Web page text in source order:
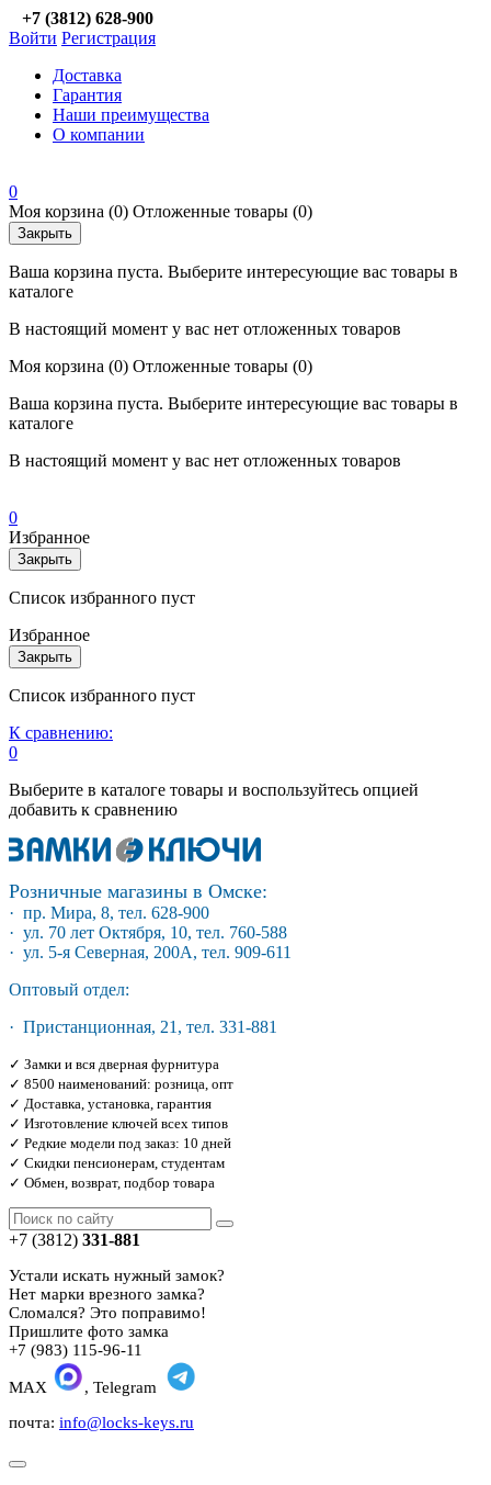
+7 (3812) 628-900
Войти Регистрация
Доставка
Гарантия
Наши преимущества
О компании
0
Моя корзина (0) Отложенные товары (0)
Закрыть
Ваша корзина пуста. Выберите интересующие вас товары в
каталоге
В настоящий момент у вас нет отложенных товаров
Моя корзина (0) Отложенные товары (0)
Ваша корзина пуста. Выберите интересующие вас товары в
каталоге
В настоящий момент у вас нет отложенных товаров
0
Избранное
Закрыть
Список избранного пуст
Избранное
Закрыть
Список избранного пуст
К сравнению:
0
Выберите в каталоге товары и воспользуйтесь опцией
добавить к сравнению
Розничные магазины в Омске:
· пр. Мира, 8, тел. 628-900
· ул. 70 лет Октября, 10, тел. 760-588
· ул. 5-я Северная, 200А, тел. 909-611
Оптовый отдел:
· Пристанционная, 21, тел. 331-881
✓ Замки и вся дверная фурнитура
✓ 8500 наименований: розница, опт
✓ Доставка, установка, гарантия
✓ Изготовление ключей всех типов
✓ Редкие модели под заказ: 10 дней
✓ Скидки пенсионерам, студентам
✓ Обмен, возврат, подбор товара
+7 (3812) 331-881
Устали искать нужный замок?
Нет марки врезного замка?
Сломался? Это поправимо!
Пришлите фото замка
+7 (983) 115-96-11
MAX
, Telegram
почта: info@locks-keys.ru